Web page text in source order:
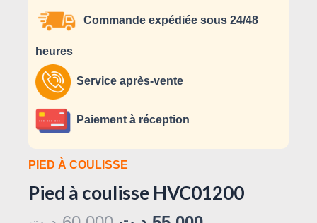
Commande expédiée sous 24/48
heures
Service après-vente
Paiement à réception
PIED À COULISSE
Pied à coulisse HVC01200